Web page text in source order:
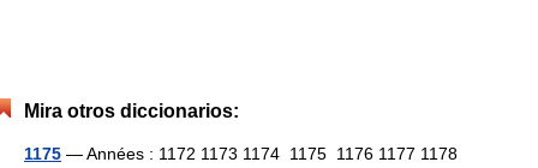
Mira otros diccionarios:
1175 — Années : 1172 1173 1174 1175 1176 1177 1178